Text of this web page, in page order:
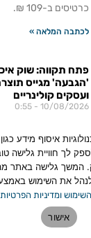
כרטיסים ב-109 ₪.
לכתבה המלאה »
פתח תקווה: שוק
'הגבעה' מגייס
ועסקים קולינריים
10/08/2026
לצאת לדרך בפתח
קבוצת המציגים
אופים, קונדיטורים,
קולינריים.
לכתבה המלאה »
לך חוויית גלישה
המשך גלישה באתר
את השימוש
ומדיניות הפרטיות
אישור